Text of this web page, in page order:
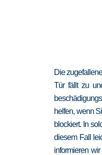
Die
Tür fällt zu
helfen, wenn
blockiert. In
diesem Fall
informieren